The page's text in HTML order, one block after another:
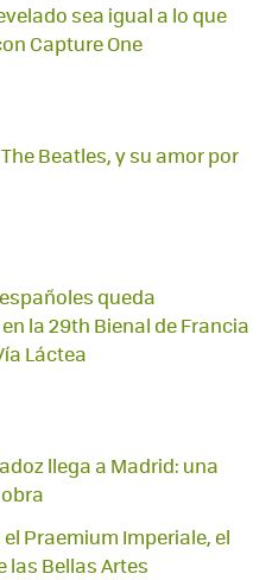
sea igual a lo que
Capture One
Beatles, y su amor por
queda
la 29th Bienal de Francia
Láctea
llega a Madrid: una
Praemium Imperiale, el
las Bellas Artes